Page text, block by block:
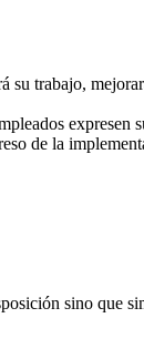
trabajo,
expresen
de la
sino que